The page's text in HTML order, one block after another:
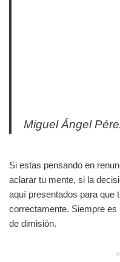
Miguel Ángel
Si estas pensando en
aclarar tu mente, si la
aquí presentados para que
correctamente. Siempre
de dimisión.